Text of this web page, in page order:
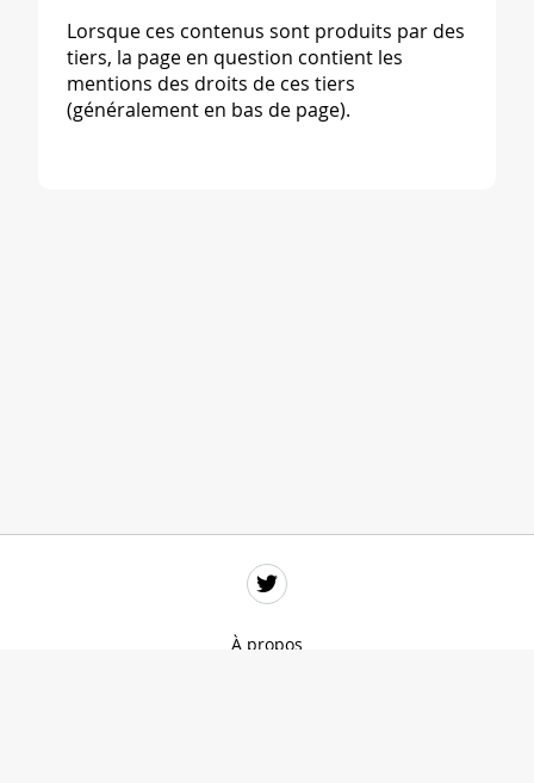
Lorsque ces contenus sont produits par des
tiers, la page en question contient les
mentions des droits de ces tiers
(généralement en bas de page).
À propos